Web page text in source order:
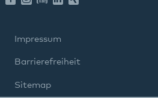
Impressum
Barrierefreiheit
Sitemap